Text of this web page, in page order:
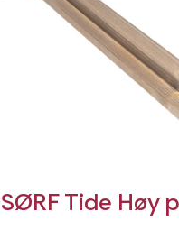
SØRF Tide Høy